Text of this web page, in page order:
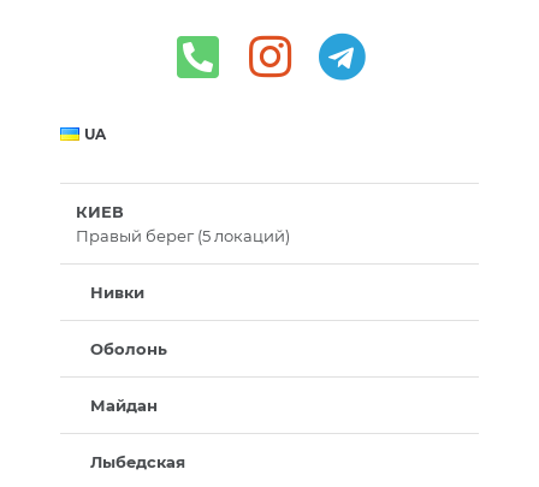
UA
КИЕВ
Правый берег (5 локаций)
Нивки
Оболонь
Майдан
Лыбедская